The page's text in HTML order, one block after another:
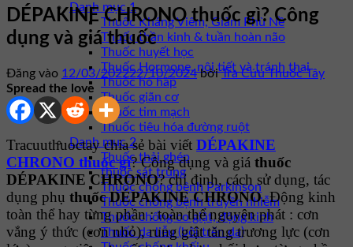
Danh mục 1
Thuốc Kháng Viêm, Giảm Phù Nề
Thuốc thần kinh & tuần hoàn não
Thuốc huyết học
Thuốc Hormone, nội tiết và tránh thai
Thuốc hô hấp
Thuốc giãn cơ
Thuốc tim mạch
Thuốc tiêu hóa đường ruột
Danh mục 2
Thuốc thải ghép
thuốc sát trùng
Thuốc chống bệnh Parkinson
Thuốc chống bệnh truyền nhiễm
Thuốc chống co giật, động kinh
Thuốc da liễu (bôi trên da)
DÉPAKINE CHRONO thuốc gì? Công
dụng và giá thuốc
Đăng vào 12/03/202222/10/2024 bởiTra Cứu Thuốc Tây
Spread the love
Tracuuthuoctay chia sẻ bài viết DÉPAKINE
CHRONO thuốc gì? Công dụng và giá thuốc
DÉPAKINE CHRONO? chỉ định, cách sử dụng, tác
dụng phụ thuốc DÉPAKINE CHRONO.Động kinh
toàn thể hay từng phần : toàn thể nguyên phát : cơn
vắng ý thức (cơn nhỏ), rung giật tăng trương lực (cơn